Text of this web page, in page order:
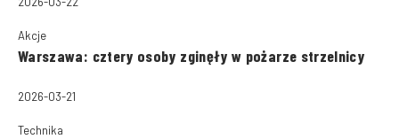
Akcje
Warszawa: cztery osoby zginęły w pożarze strzelnicy
2026-03-21
Technika